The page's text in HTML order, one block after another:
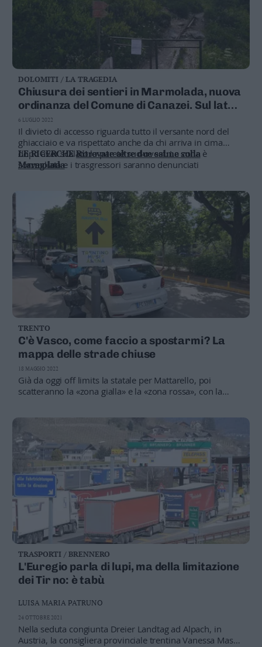
DOLOMITI / LA TRAGEDIA
Chiusura dei sentieri in Marmolada, nuova
ordinanza del Comune di Canazei. Sul lato
bellunese la funivia per ora si ferma a
Serauta (2.950)
Il divieto di accesso riguarda tutto il versante nord del
ghiacciaio e va rispettato anche da chi arriva in cima
dopo aver scalato la parete sud-ovest. La zona è
sorvegliata e i trasgressori saranno denunciati
LE RICERCHERitrovate altre due salme sulla
Marmolada
6 LUGLIO 2022
TRENTO
C'è Vasco, come faccio a spostarmi? La
mappa delle strade chiuse
Già da oggi off limits la statale per Mattarello, poi
scatteranno la «zona gialla» e la «zona rossa», con la
18 MAGGIO 2022
TRASPORTI / BRENNERO
L'Euregio parla di lupi, ma della limitazione
dei Tir no: è tabù
Nella seduta congiunta Dreier Landtag ad Alpach, in
Austria, la consigliera provinciale trentina Vanessa Masè
LUISA MARIA PATRUNO
24 OTTOBRE 2021